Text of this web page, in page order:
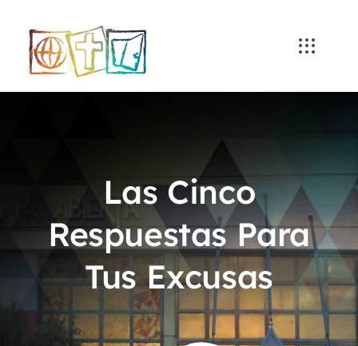
content
Las Cinco
Respuestas Para
Tus Excusas